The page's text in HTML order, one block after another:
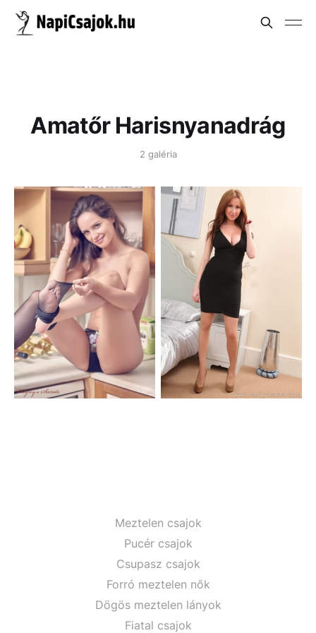
Amatőr Harisnyanadrág
2 galéria
Meztelen csajok
Pucér csajok
Csupasz csajok
Forró meztelen nők
Dögös meztelen lányok
Fiatal csajok